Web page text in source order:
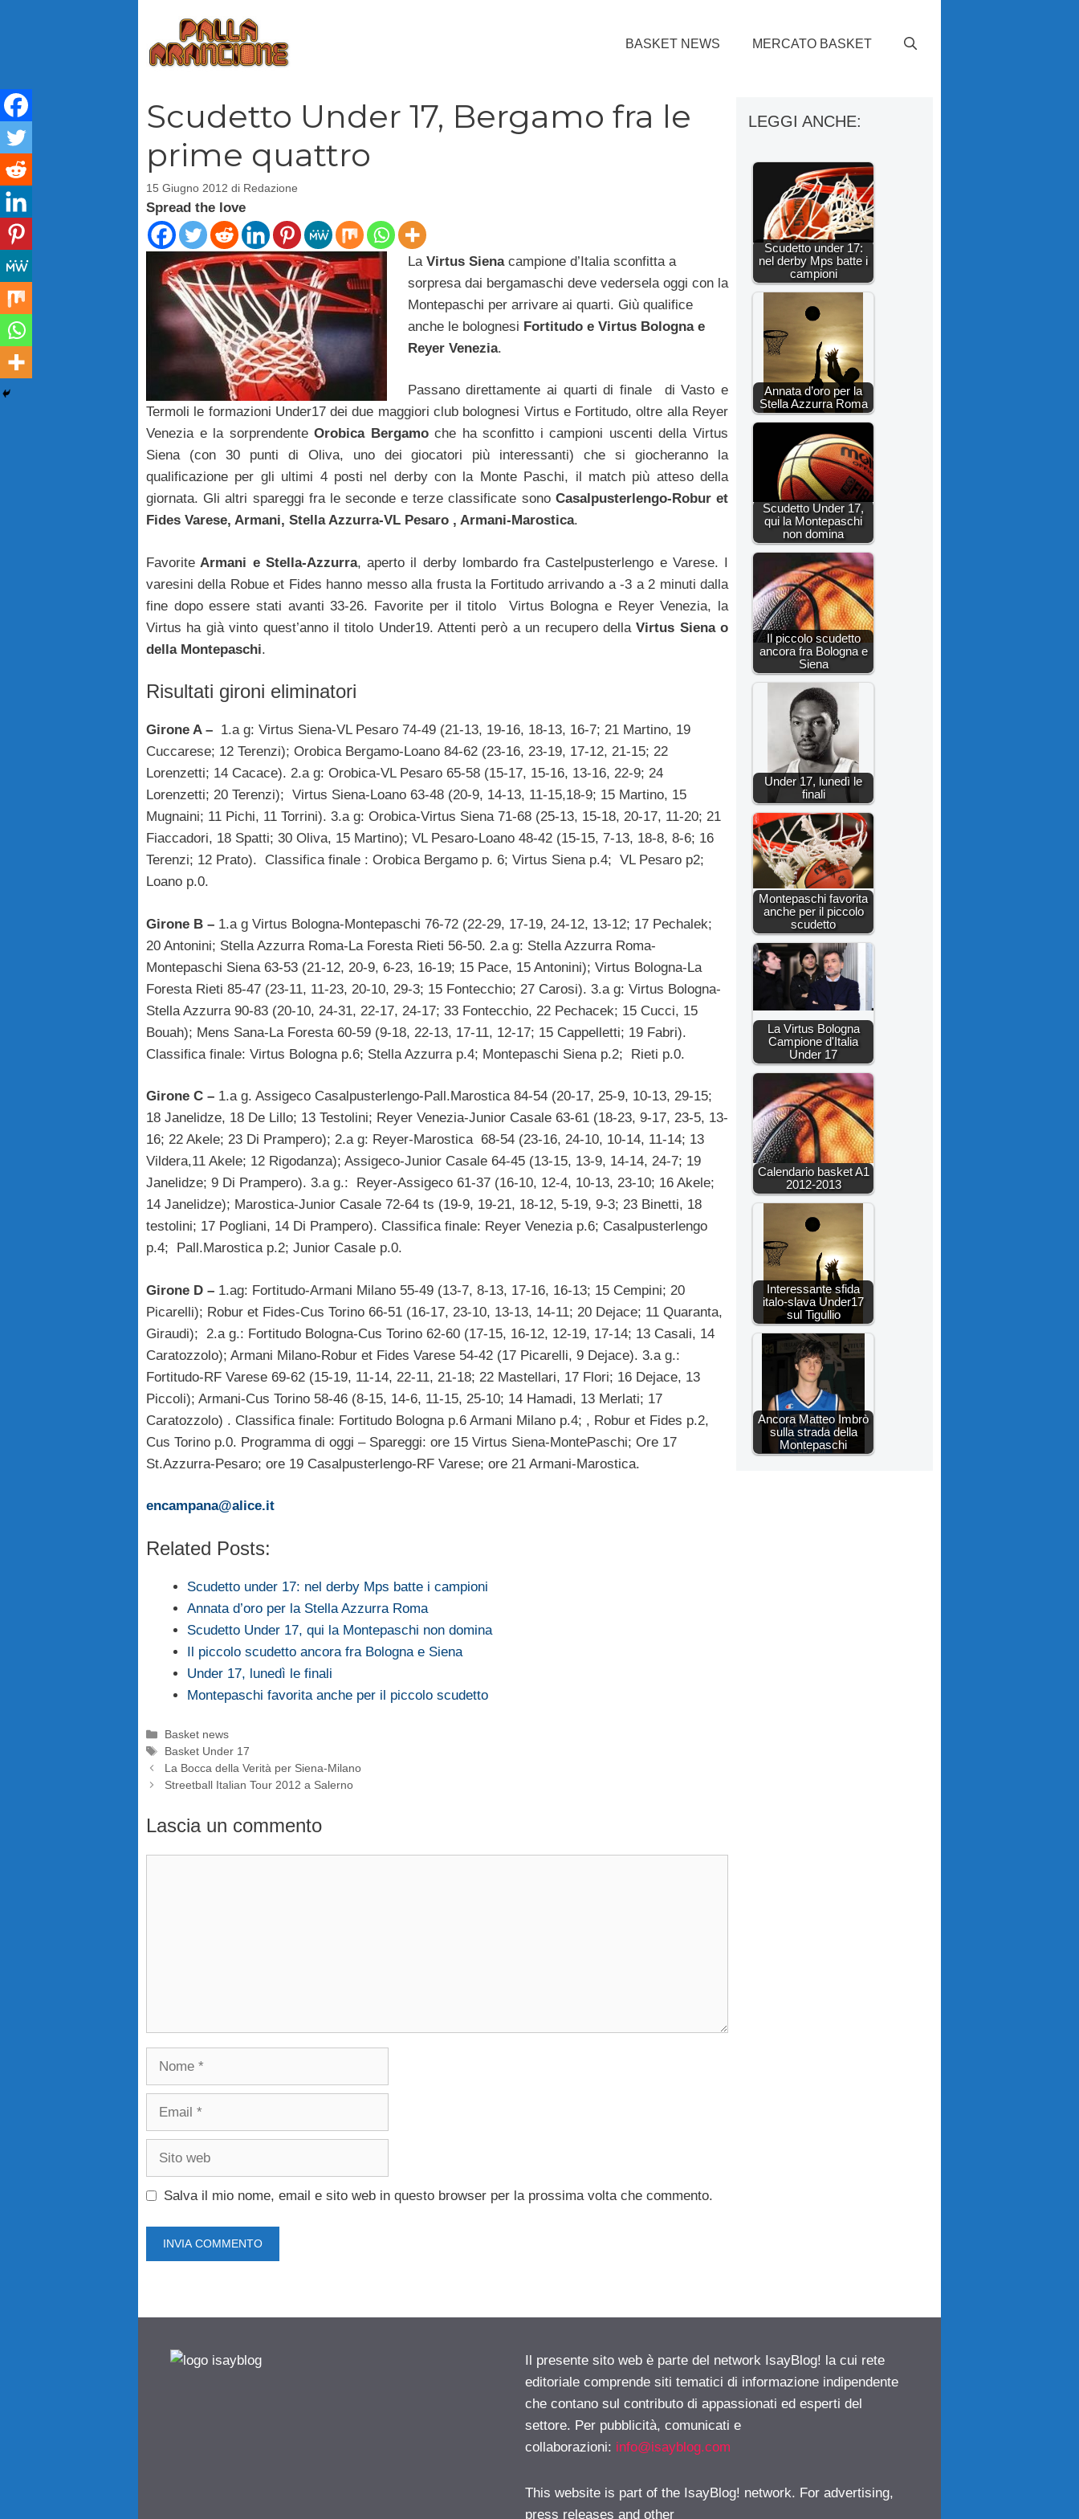
BASKET NEWS MERCATO BASKET
Scudetto Under 17, Bergamo fra le
prime quattro
15 Giugno 2012 di Redazione
Spread the love
La Virtus Sienacampione d’Italia sconfitta a
sorpresa dai bergamaschi deve vedersela oggi con la
Montepaschi per arrivare ai quarti. Giù qualifice
anche le bolognesi Fortitudo e Virtus Bologna e
Reyer Venezia.
Passano direttamente ai quarti di finale di Vasto e
Termoli le formazioni Under17 dei due maggiori club bolognesi Virtus e Fortitudo, oltre alla Reyer
Venezia e la sorprendenteOrobica Bergamoche ha sconfitto i campioni uscenti della Virtus
Siena (con 30 punti di Oliva, uno dei giocatori più interessanti) che si giocheranno la
qualificazione per gli ultimi 4 posti nel derby con la Monte Paschi, il match più atteso della
giornata. Gli altri spareggi fra le seconde e terze classificate sono Casalpusterlengo-Robur et
Fides Varese, Armani, Stella Azzurra-VL Pesaro , Armani-Marostica.
Favorite Armani e Stella-Azzurra, aperto il derby lombardo fra Castelpusterlengo e Varese. I
varesini della Robue et Fides hanno messo alla frusta la Fortitudo arrivando a -3 a 2 minuti dalla
fine dopo essere stati avanti 33-26. Favorite per il titolo Virtus Bologna e Reyer Venezia, la
Virtus ha già vinto quest’anno il titolo Under19. Attenti però a un recupero dellaVirtus Siena o
della Montepaschi.
Risultati gironi eliminatori
Girone A – 1.a g: Virtus Siena-VL Pesaro 74-49 (21-13, 19-16, 18-13, 16-7; 21 Martino, 19
Cuccarese; 12 Terenzi); Orobica Bergamo-Loano 84-62 (23-16, 23-19, 17-12, 21-15; 22
Lorenzetti; 14 Cacace). 2.a g: Orobica-VL Pesaro 65-58 (15-17, 15-16, 13-16, 22-9; 24
Lorenzetti; 20 Terenzi); Virtus Siena-Loano 63-48 (20-9, 14-13, 11-15,18-9; 15 Martino, 15
Mugnaini; 11 Pichi, 11 Torrini). 3.a g: Orobica-Virtus Siena 71-68 (25-13, 15-18, 20-17, 11-20; 21
Fiaccadori, 18 Spatti; 30 Oliva, 15 Martino); VL Pesaro-Loano 48-42 (15-15, 7-13, 18-8, 8-6; 16
Terenzi; 12 Prato). Classifica finale : Orobica Bergamo p. 6; Virtus Siena p.4; VL Pesaro p2;
Loano p.0.
Girone B – 1.a g Virtus Bologna-Montepaschi 76-72 (22-29, 17-19, 24-12, 13-12; 17 Pechalek;
20 Antonini; Stella Azzurra Roma-La Foresta Rieti 56-50. 2.a g: Stella Azzurra Roma-
Montepaschi Siena 63-53 (21-12, 20-9, 6-23, 16-19; 15 Pace, 15 Antonini); Virtus Bologna-La
Foresta Rieti 85-47 (23-11, 11-23, 20-10, 29-3; 15 Fontecchio; 27 Carosi). 3.a g: Virtus Bologna-
Stella Azzurra 90-83 (20-10, 24-31, 22-17, 24-17; 33 Fontecchio, 22 Pechacek; 15 Cucci, 15
Bouah); Mens Sana-La Foresta 60-59 (9-18, 22-13, 17-11, 12-17; 15 Cappelletti; 19 Fabri).
Classifica finale: Virtus Bologna p.6; Stella Azzurra p.4; Montepaschi Siena p.2; Rieti p.0.
Girone C – 1.a g. Assigeco Casalpusterlengo-Pall.Marostica 84-54 (20-17, 25-9, 10-13, 29-15;
18 Janelidze, 18 De Lillo; 13 Testolini; Reyer Venezia-Junior Casale 63-61 (18-23, 9-17, 23-5, 13-
16; 22 Akele; 23 Di Prampero); 2.a g: Reyer-Marostica 68-54 (23-16, 24-10, 10-14, 11-14; 13
Vildera,11 Akele; 12 Rigodanza); Assigeco-Junior Casale 64-45 (13-15, 13-9, 14-14, 24-7; 19
Janelidze; 9 Di Prampero). 3.a g.: Reyer-Assigeco 61-37 (16-10, 12-4, 10-13, 23-10; 16 Akele;
14 Janelidze); Marostica-Junior Casale 72-64 ts (19-9, 19-21, 18-12, 5-19, 9-3; 23 Binetti, 18
testolini; 17 Pogliani, 14 Di Prampero). Classifica finale: Reyer Venezia p.6; Casalpusterlengo
p.4; Pall.Marostica p.2; Junior Casale p.0.
Girone D – 1.ag: Fortitudo-Armani Milano 55-49 (13-7, 8-13, 17-16, 16-13; 15 Cempini; 20
Picarelli); Robur et Fides-Cus Torino 66-51 (16-17, 23-10, 13-13, 14-11; 20 Dejace; 11 Quaranta,
Giraudi); 2.a g.: Fortitudo Bologna-Cus Torino 62-60 (17-15, 16-12, 12-19, 17-14; 13 Casali, 14
Caratozzolo); Armani Milano-Robur et Fides Varese 54-42 (17 Picarelli, 9 Dejace). 3.a g.:
Fortitudo-RF Varese 69-62 (15-19, 11-14, 22-11, 21-18; 22 Mastellari, 17 Flori; 16 Dejace, 13
Piccoli); Armani-Cus Torino 58-46 (8-15, 14-6, 11-15, 25-10; 14 Hamadi, 13 Merlati; 17
Caratozzolo) . Classifica finale: Fortitudo Bologna p.6 Armani Milano p.4; , Robur et Fides p.2,
Cus Torino p.0. Programma di oggi – Spareggi: ore 15 Virtus Siena-MontePaschi; Ore 17
St.Azzurra-Pesaro; ore 19 Casalpusterlengo-RF Varese; ore 21 Armani-Marostica.
encampana@alice.it
Related Posts:
Scudetto under 17: nel derby Mps batte i campioni
Annata d’oro per la Stella Azzurra Roma
Scudetto Under 17, qui la Montepaschi non domina
Il piccolo scudetto ancora fra Bologna e Siena
Under 17, lunedì le finali
Montepaschi favorita anche per il piccolo scudetto
Categorie
Basket news
Tag
Basket Under 17
La Bocca della Verità per Siena-Milano
Streetball Italian Tour 2012 a Salerno
Lascia un commento
Nome
Email
Sito
Salva il mio nome, email e sito web in questo browser per la prossima volta che commento.
LEGGI ANCHE:
Scudetto under 17:
nel derby Mps batte i
campioni
Annata d’oro per la
Stella Azzurra Roma
Scudetto Under 17,
qui la Montepaschi
non domina
Il piccolo scudetto
ancora fra Bologna e
Siena
Under 17, lunedì le
finali
Montepaschi favorita
anche per il piccolo
scudetto
La Virtus Bologna
Campione d'Italia
Under 17
Calendario basket A1
2012-2013
Interessante sfida
italo-slava Under17
sul Tigullio
Ancora Matteo Imbrò
sulla strada della
Montepaschi
Il presente sito web è parte del network IsayBlog! la cui rete
editoriale comprende siti tematici di informazione indipendente
che contano sul contributo di appassionati ed esperti del
settore. Per pubblicità, comunicati e
collaborazioni: info@isayblog.com
This website is part of the IsayBlog! network. For advertising,
press releases and other